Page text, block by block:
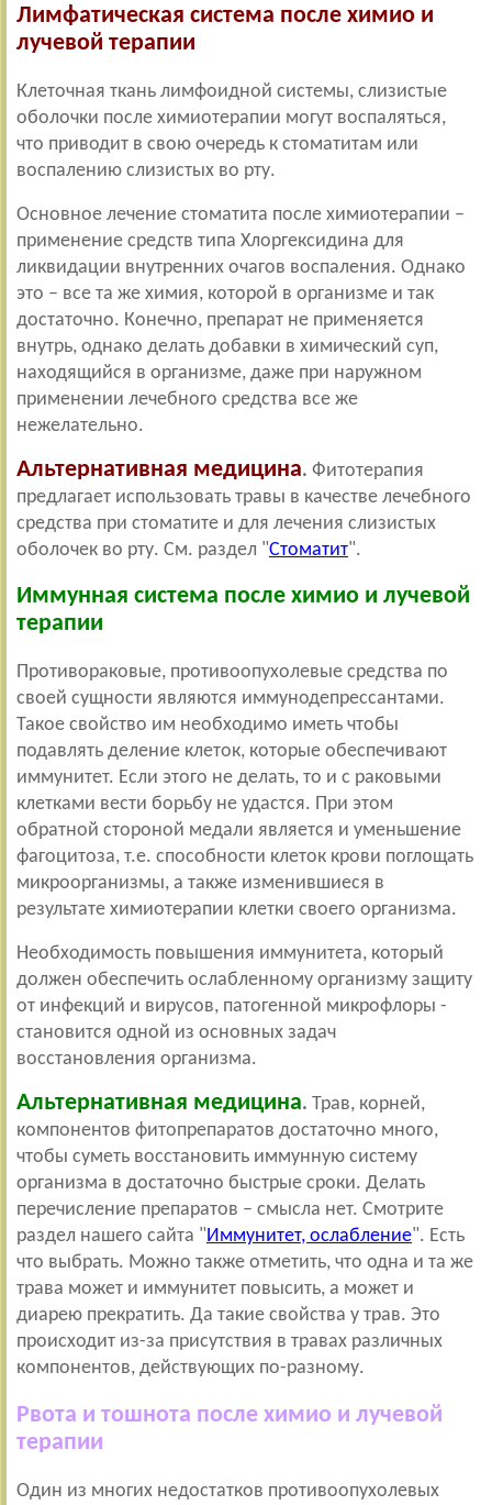
Лимфатическая система после химио и
лучевой терапии
Клеточная ткань лимфоидной системы, слизистые
оболочки после химиотерапии могут воспаляться,
что приводит в свою очередь к стоматитам или
воспалению слизистых во рту.
Основное лечение стоматита после химиотерапии –
применение средств типа Хлоргексидина для
ликвидации внутренних очагов воспаления. Однако
это – все та же химия, которой в организме и так
достаточно. Конечно, препарат не применяется
внутрь, однако делать добавки в химический суп,
находящийся в организме, даже при наружном
применении лечебного средства все же
нежелательно.
Альтернативная медицина. Фитотерапия
предлагает использовать травы в качестве лечебного
средства при стоматите и для лечения слизистых
оболочек во рту. См. раздел "Стоматит".
Иммунная система после химио и лучевой
терапии
Противораковые, противоопухолевые средства по
своей сущности являются иммунодепрессантами.
Такое свойство им необходимо иметь чтобы
подавлять деление клеток, которые обеспечивают
иммунитет. Если этого не делать, то и с раковыми
клетками вести борьбу не удастся. При этом
обратной стороной медали является и уменьшение
фагоцитоза, т.е. способности клеток крови поглощать
микроорганизмы, а также изменившиеся в
результате химиотерапии клетки своего организма.
Необходимость повышения иммунитета, который
должен обеспечить ослабленному организму защиту
от инфекций и вирусов, патогенной микрофлоры -
становится одной из основных задач
восстановления организма.
Альтернативная медицина. Трав, корней,
компонентов фитопрепаратов достаточно много,
чтобы суметь восстановить иммунную систему
организма в достаточно быстрые сроки. Делать
перечисление препаратов – смысла нет. Смотрите
раздел нашего сайта "Иммунитет, ослабление". Есть
что выбрать. Можно также отметить, что одна и та же
трава может и иммунитет повысить, а может и
диарею прекратить. Да такие свойства у трав. Это
происходит из-за присутствия в травах различных
компонентов, действующих по-разному.
Рвота и тошнота после химио и лучевой
терапии
Один из многих недостатков противоопухолевых